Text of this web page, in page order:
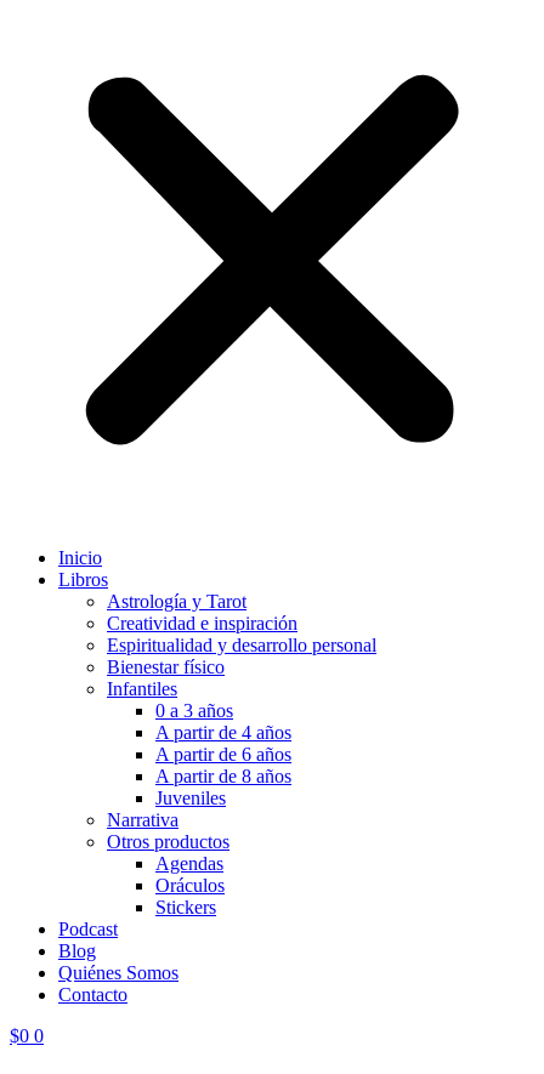
Inicio
Libros
Astrología y Tarot
Creatividad e inspiración
Espiritualidad y desarrollo personal
Bienestar físico
Infantiles
0 a 3 años
A partir de 4 años
A partir de 6 años
A partir de 8 años
Juveniles
Narrativa
Otros productos
Agendas
Oráculos
Stickers
Podcast
Blog
Quiénes Somos
Contacto
$0 0